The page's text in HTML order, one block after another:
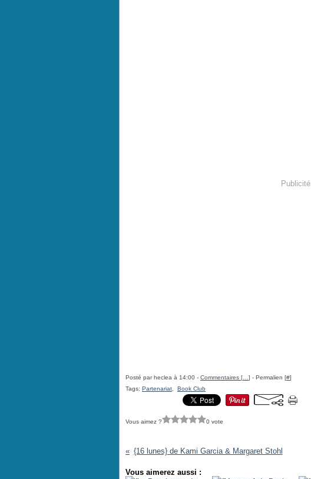
Publicité
Posté par heclea à 14:00 - Commentaires [ ] - Permalien [#]
Tags: Partenariat Book Club
Vous aimez ? 0 vote
{16 lunes} de Kami Garcia & Margaret Stohl
Vous aimerez aussi :